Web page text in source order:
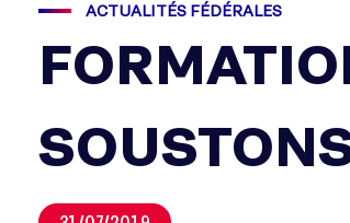
ACTUALITÉS FÉDÉRALES